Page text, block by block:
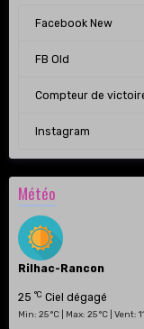
Facebook New
FB Old
Compteur de
Instagram
Météo
Rilhac-Rancon
25 °C Ciel dégagé
Min: 25 °C | Max: 25 °C | Vent: